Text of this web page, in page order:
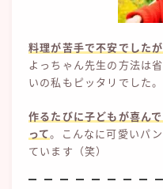
料理が苦手で不安でした
よっちゃん先生の方法は
いの私もピッタリでした。
作るたびに子どもが喜ん
って。こんなに可愛いパ
ています（笑）